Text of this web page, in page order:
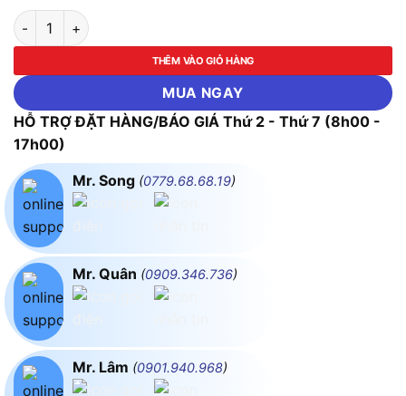
Công Tắc Tơ Mitsubishi S-T12 AC48V 1a1b số lượng
THÊM VÀO GIỎ HÀNG
MUA NGAY
HỖ TRỢ ĐẶT HÀNG/BÁO GIÁ Thứ 2 - Thứ 7 (8h00 -
17h00)
Mr. Song (0779.68.68.19)
Mr. Quân (0909.346.736)
Mr. Lâm (0901.940.968)